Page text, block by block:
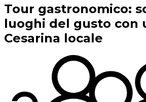
Tour gastronomico:
luoghi del gusto con
Cesarina locale